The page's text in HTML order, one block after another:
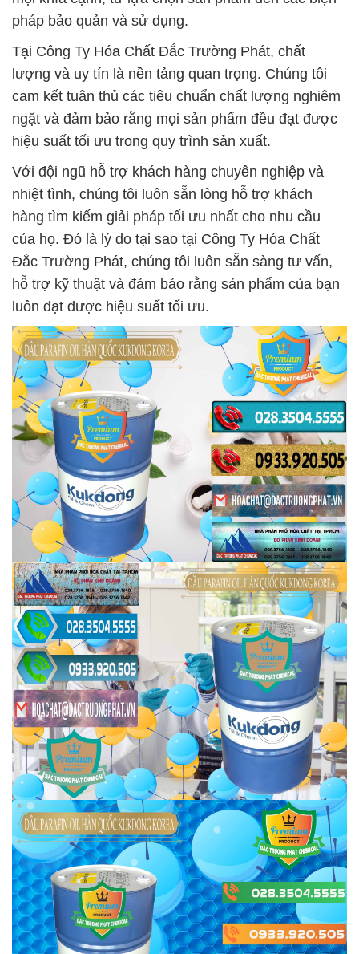
pháp bảo quản và sử dụng.
Tại Công Ty Hóa Chất Đắc Trường Phát, chất
lượng và uy tín là nền tảng quan trọng. Chúng tôi
cam kết tuân thủ các tiêu chuẩn chất lượng nghiêm
ngặt và đảm bảo rằng mọi sản phẩm đều đạt được
hiệu suất tối ưu trong quy trình sản xuất.
Với đội ngũ hỗ trợ khách hàng chuyên nghiệp và
nhiệt tình, chúng tôi luôn sẵn lòng hỗ trợ khách
hàng tìm kiếm giải pháp tối ưu nhất cho nhu cầu
của họ. Đó là lý do tại sao tại Công Ty Hóa Chất
Đắc Trường Phát, chúng tôi luôn sẵn sàng tư vấn,
hỗ trợ kỹ thuật và đảm bảo rằng sản phẩm của bạn
luôn đạt được hiệu suất tối ưu.